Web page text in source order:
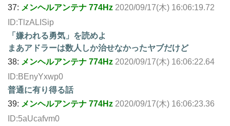
37: メンヘルアンテナ 774Hz 2020/09/17(木) 16:06:19.72
ID:TlzALISip
「嫌われる勇気」を読めよ
まあアドラーは数人しか治せなかったヤブだけど
38: メンヘルアンテナ 774Hz 2020/09/17(木) 16:06:22.64
ID:BEnyYxwp0
普通に有り得る話
39: メンヘルアンテナ 774Hz 2020/09/17(木) 16:06:23.36
ID:5aUcafvm0